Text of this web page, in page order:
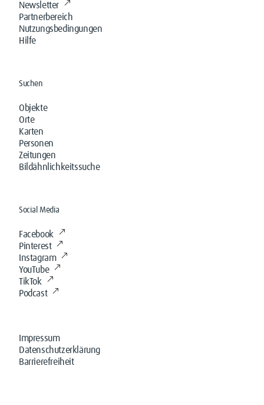
Newsletter
Partnerbereich
Nutzungsbedingungen
Hilfe
Suchen
Objekte
Orte
Karten
Personen
Zeitungen
Bildähnlichkeitssuche
Social Media
Facebook
Pinterest
Instagram
YouTube
TikTok
Podcast
Impressum
Datenschutzerklärung
Barrierefreiheit